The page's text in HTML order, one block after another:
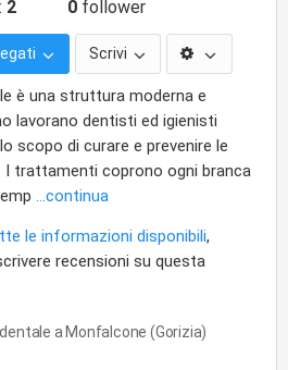
2 0 follower
Scrivi
è una struttura moderna e
lavorano dentisti ed igienisti
scopo di curare e prevenire le
I trattamenti coprono ogni branca
...continua
le informazioni disponibili,
recensioni su questa
a Monfalcone (Gorizia)